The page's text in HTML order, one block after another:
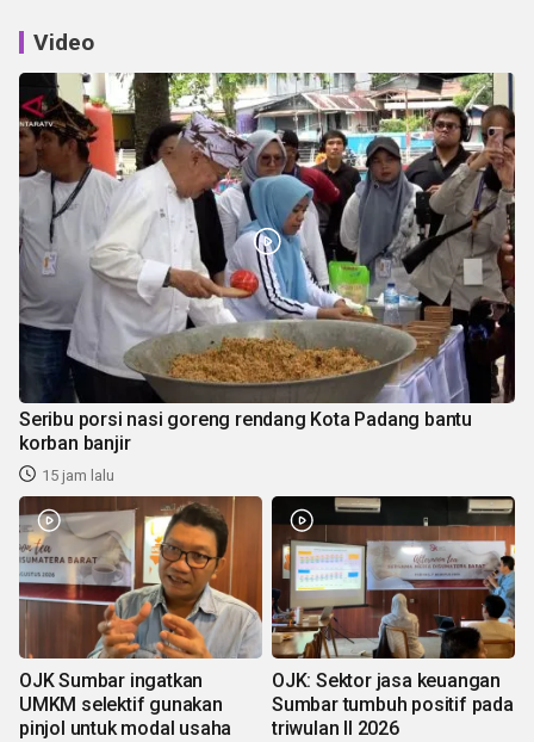
Video
Seribu porsi nasi goreng rendang Kota Padang bantu
korban banjir
15 jam lalu
OJK Sumbar ingatkan
UMKM selektif gunakan
pinjol untuk modal usaha
OJK: Sektor jasa keuangan
Sumbar tumbuh positif pada
triwulan II 2026